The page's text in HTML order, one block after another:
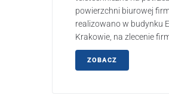
powierzchni biurowej
realizowano w budynku
Krakowie, na zlecenie
ZOBACZ